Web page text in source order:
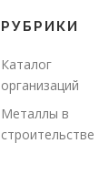
РУБРИКИ
Каталог
организаций
Металлы в
строительстве